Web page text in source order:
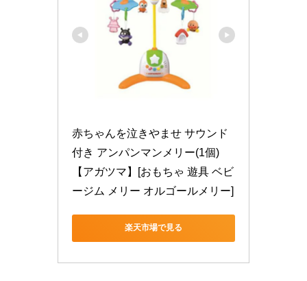
赤ちゃんを泣きやませ サウンド
付き アンパンマンメリー(1個)
【アガツマ】[おもちゃ 遊具 ベビ
ージム メリー オルゴールメリー]
楽天市場で見る